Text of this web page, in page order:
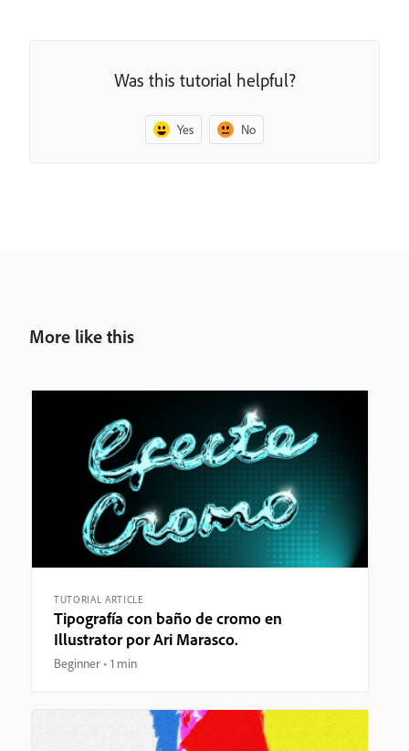
Was this tutorial helpful?
Yes No
More like this
TUTORIAL ARTICLE
Tipografía con baño de cromo en
Illustrator por Ari Marasco.
Beginner 1 min